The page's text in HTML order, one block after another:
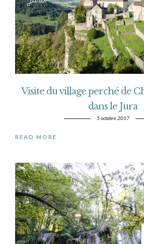
Visite du village perché de
dans le Jura
5 octobre 2017
READ MORE